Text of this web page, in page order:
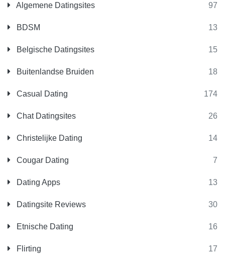
Algemene Datingsites 97
BDSM 13
Belgische Datingsites 15
Buitenlandse Bruiden 18
Casual Dating 174
Chat Datingsites 26
Christelijke Dating 14
Cougar Dating 7
Dating Apps 13
Datingsite Reviews 30
Etnische Dating 16
Flirting 17